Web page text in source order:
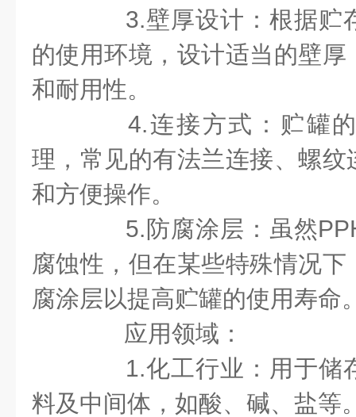
3.壁厚设计：根据贮
的使用环境，设计适当的壁
和耐用性。
4.连接方式：贮罐的
理，常见的有法兰连接、螺
和方便操作。
5.防腐涂层：虽然
腐蚀性，但在某些特殊情况
腐涂层以提高贮罐的使用寿命
应用领域：
1.化工行业：用于储
料及中间体，如酸、碱、盐等